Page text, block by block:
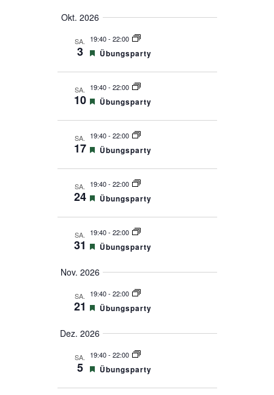
Okt. 2026
SA.
3
19:40- 22:00
Empfohlen
Übungsparty
SA.
10
19:40- 22:00
Empfohlen
Übungsparty
SA.
17
19:40- 22:00
Empfohlen
Übungsparty
SA.
24
19:40- 22:00
Empfohlen
Übungsparty
SA.
31
19:40- 22:00
Empfohlen
Übungsparty
Nov. 2026
SA.
21
19:40- 22:00
Empfohlen
Übungsparty
Dez. 2026
SA.
5
19:40- 22:00
Empfohlen
Übungsparty